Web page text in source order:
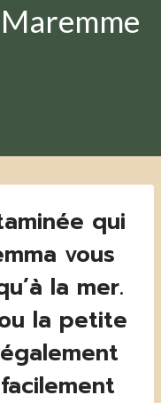
qui
vous
la mer.
la petite